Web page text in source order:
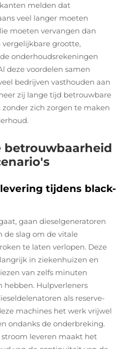
melden dat
veel langer moeten
moeten vervangen dan
grootte,
onderhoudsrekeningen
deze voordelen samen
bedrijven vasthouden aan
zij lange tijd betrouwbare
zich zorgen te maken
betrouwbaarheid
tijdens black-
gaan dieselgeneratoren
de slag om de vitale
te laten verlopen. Deze
in ziekenhuizen en
van zelfs minuten
hebben. Hulpverleners
als reserve-
machines het werk vrijwel
ondanks de onderbreking.
leveren maakt het